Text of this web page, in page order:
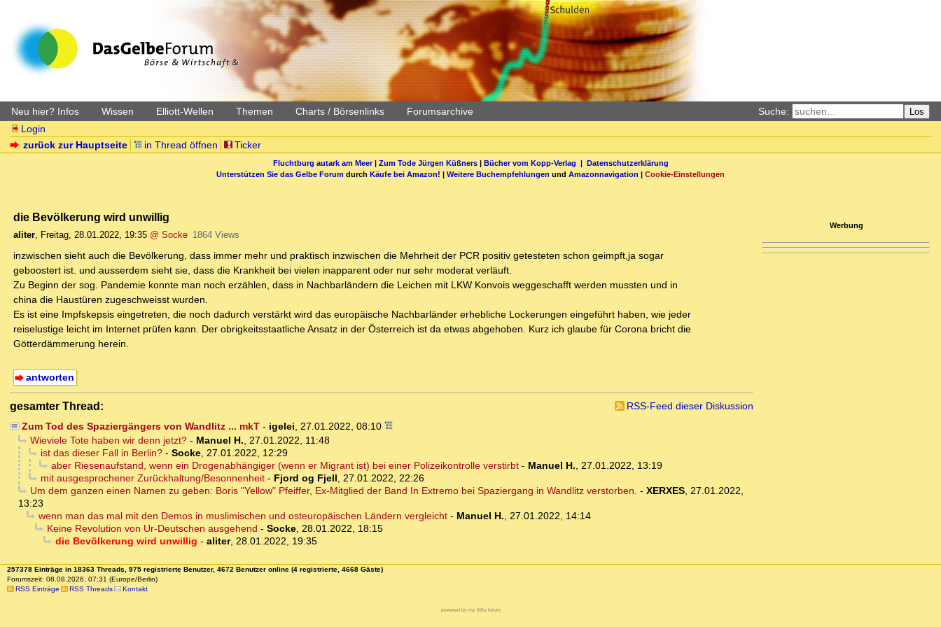
Neu hier? Infos Wissen Elliott-Wellen Themen Charts / Börsenlinks Forumsarchive Suche: Los
Login
zurück zur Hauptseite
in Thread öffnen Ticker
Fluchtburg autark am Meer| Zum Tode Jürgen Küßners| Bücher vom Kopp-Verlag | Datenschutzerklärung
Unterstützen Sie das Gelbe Forum durch Käufe bei Amazon! | Weitere Buchempfehlungen und Amazonnavigation | Cookie-Einstellungen
die Bevölkerung wird unwillig
aliter, Freitag, 28.01.2022, 19:35 @ Socke 1864 Views
inzwischen sieht auch die Bevölkerung, dass immer mehr und praktisch inzwischen die Mehrheit der PCR positiv getesteten schon geimpft,ja sogar
geboostert ist. und ausserdem sieht sie, dass die Krankheit bei vielen inapparent oder nur sehr moderat verläuft.
Zu Beginn der sog. Pandemie konnte man noch erzählen, dass in Nachbarländern die Leichen mit LKW Konvois weggeschafft werden mussten und in
china die Haustüren zugeschweisst wurden.
Es ist eine Impfskepsis eingetreten, die noch dadurch verstärkt wird das europäische Nachbarländer erhebliche Lockerungen eingeführt haben, wie jeder
reiselustige leicht im Internet prüfen kann. Der obrigkeitsstaatliche Ansatz in der Österreich ist da etwas abgehoben. Kurz ich glaube für Corona bricht die
Götterdämmerung herein.
antworten
gesamter Thread:
RSS-Feed dieser Diskussion
Zum Tod des Spaziergängers von Wandlitz ... mkT- igelei, 27.01.2022, 08:10
Wieviele Tote haben wir denn jetzt?- Manuel H., 27.01.2022, 11:48
ist das dieser Fall in Berlin?- Socke, 27.01.2022, 12:29
aber Riesenaufstand, wenn ein Drogenabhängiger (wenn er Migrant ist) bei einer Polizeikontrolle verstirbt- Manuel H., 27.01.2022, 13:19
mit ausgesprochener Zurückhaltung/Besonnenheit- Fjord og Fjell, 27.01.2022, 22:26
Um dem ganzen einen Namen zu geben: Boris "Yellow" Pfeiffer, Ex-Mitglied der Band In Extremo bei Spaziergang in Wandlitz verstorben. - XERXES, 27.01.2022,
13:23
wenn man das mal mit den Demos in muslimischen und osteuropäischen Ländern vergleicht- Manuel H., 27.01.2022, 14:14
Keine Revolution von Ur-Deutschen ausgehend - Socke, 28.01.2022, 18:15
die Bevölkerung wird unwillig - aliter, 28.01.2022, 19:35
Werbung
257378 Einträge in 18363 Threads, 975 registrierte Benutzer, 4672 Benutzer online (4 registrierte, 4668 Gäste)
Forumszeit: 08.08.2026, 07:31 (Europe/Berlin)
RSS Einträge
RSS Threads Kontakt
powered by my little forum